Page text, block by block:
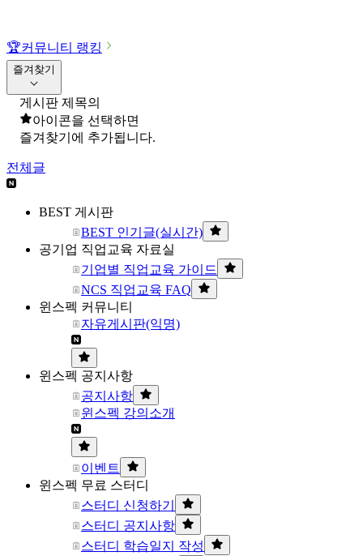
🏆커뮤니티 랭킹
즐겨찾기
게시판 제목의
아이콘을 선택하면
즐겨찾기에 추가됩니다.
전체글
BEST 게시판
BEST 인기글(실시간)
공기업 직업교육 자료실
기업별 직업교육 가이드
NCS 직업교육 FAQ
윈스펙 커뮤니티
자유게시판(익명)
윈스펙 공지사항
공지사항
윈스펙 강의소개
이벤트
윈스펙 무료 스터디
스터디 신청하기
스터디 공지사항
스터디 학습일지 작성